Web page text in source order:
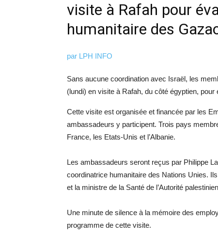
visite à Rafah pour
humanitaire des
par LPH INFO
Sans aucune coordination avec Israël, les
(lundi) en visite à Rafah, du côté égyptien,
Cette visite est organisée et financée par les
ambassadeurs y participent. Trois pays
France, les Etats-Unis et l’Albanie.
Les ambassadeurs seront reçus par Philippe
coordinatrice humanitaire des Nations Unies.
et la ministre de la Santé de l’Autorité
Une minute de silence à la mémoire des
programme de cette visite.